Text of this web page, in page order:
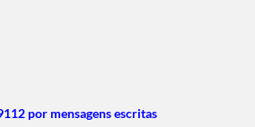
por mensagens escritas